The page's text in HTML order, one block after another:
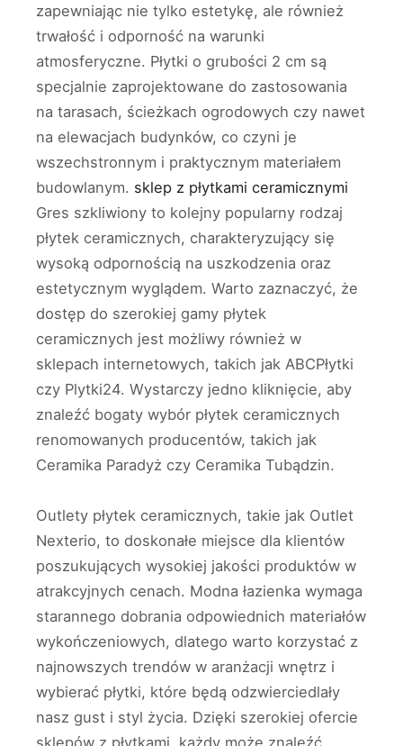
zapewniając nie tylko estetykę, ale również
trwałość i odporność na warunki
atmosferyczne. Płytki o grubości 2 cm są
specjalnie zaprojektowane do zastosowania
na tarasach, ścieżkach ogrodowych czy nawet
na elewacjach budynków, co czyni je
wszechstronnym i praktycznym materiałem
budowlanym. sklep z płytkami ceramicznymi
Gres szkliwiony to kolejny popularny rodzaj
płytek ceramicznych, charakteryzujący się
wysoką odpornością na uszkodzenia oraz
estetycznym wyglądem. Warto zaznaczyć, że
dostęp do szerokiej gamy płytek
ceramicznych jest możliwy również w
sklepach internetowych, takich jak ABCPłytki
czy Plytki24. Wystarczy jedno kliknięcie, aby
znaleźć bogaty wybór płytek ceramicznych
renomowanych producentów, takich jak
Ceramika Paradyż czy Ceramika Tubądzin.
Outlety płytek ceramicznych, takie jak Outlet
Nexterio, to doskonałe miejsce dla klientów
poszukujących wysokiej jakości produktów w
atrakcyjnych cenach. Modna łazienka wymaga
starannego dobrania odpowiednich materiałów
wykończeniowych, dlatego warto korzystać z
najnowszych trendów w aranżacji wnętrz i
wybierać płytki, które będą odzwierciedlały
nasz gust i styl życia. Dzięki szerokiej ofercie
sklepów z płytkami, każdy może znaleźć